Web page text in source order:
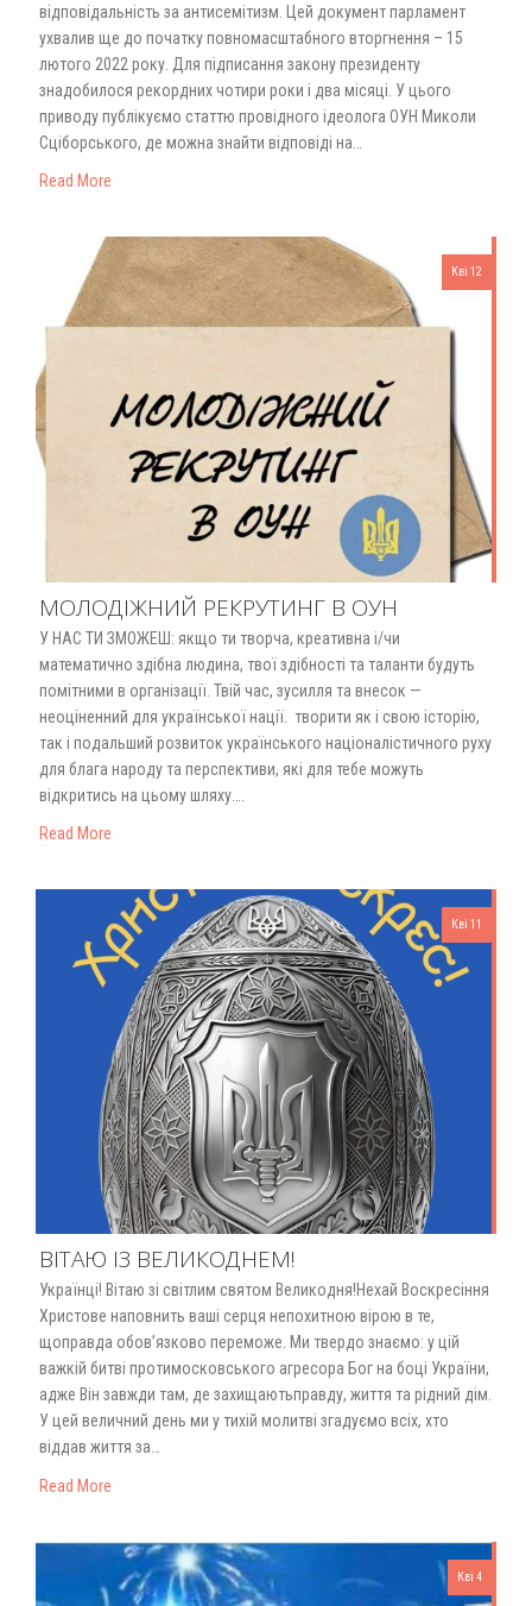
відповідальність за антисемітизм. Цей документ парламент
ухвалив ще до початку повномасштабного вторгнення – 15
лютого 2022 року. Для підписання закону президенту
знадобилося рекордних чотири роки і два місяці. У цього
приводу публікуємо статтю провідного ідеолога ОУН Миколи
Сціборського, де можна знайти відповіді на…
Read More
Кві 12
МОЛОДІЖНИЙ РЕКРУТИНГ В ОУН
У НАС ТИ ЗМОЖЕШ: якщо ти творча, креативна і/чи
математично здібна людина, твої здібності та таланти будуть
помітними в організації. Твій час, зусилля та внесок —
неоціненний для української нації. творити як і свою історію,
так і подальший розвиток українського націоналістичного руху
для блага народу та перспективи, які для тебе можуть
відкритись на цьому шляху….
Read More
Кві 11
ВІТАЮ ІЗ ВЕЛИКОДНЕМ!
Українці! Вітаю зі світлим святом Великодня!Нехай Воскресіння
Христове наповнить ваші серця непохитною вірою в те,
щоправда обов’язково переможе. Ми твердо знаємо: у цій
важкій битві протимосковського агресора Бог на боці України,
адже Він завжди там, де захищаютьправду, життя та рідний дім.
У цей величний день ми у тихій молитві згадуємо всіх, хто
віддав життя за…
Read More
Кві 4